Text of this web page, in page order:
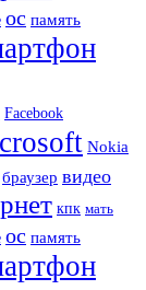
ос память
Facebook
Nokia
браузер видео
кпк мать
ос память